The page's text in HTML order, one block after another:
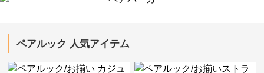
ペアルック 人気アイテム